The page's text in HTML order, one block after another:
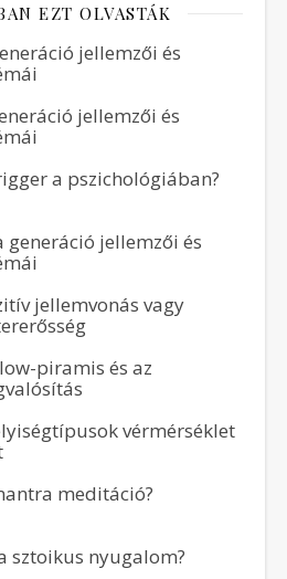
EZT OLVASTÁK
jellemzői és
jellemzői és
a pszichológiában?
generáció jellemzői és
jellemvonás vagy
piramis és az
vérmérséklet
meditáció?
sztoikus nyugalom?